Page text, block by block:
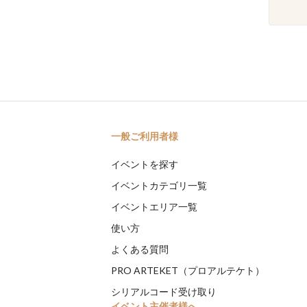
一般ご利用者様
イベントを探す
イベントカテゴリ一覧
イベントエリア一覧
使い方
よくある質問
PRO ARTEKET（プロアルテケト）
シリアルコード受け取り